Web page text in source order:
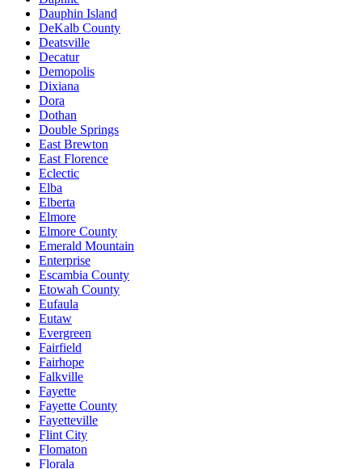
Dauphin Island
DeKalb County
Deatsville
Decatur
Demopolis
Dixiana
Dora
Dothan
Double Springs
East Brewton
East Florence
Eclectic
Elba
Elberta
Elmore
Elmore County
Emerald Mountain
Enterprise
Escambia County
Etowah County
Eufaula
Eutaw
Evergreen
Fairfield
Fairhope
Falkville
Fayette
Fayette County
Fayetteville
Flint City
Flomaton
Florala